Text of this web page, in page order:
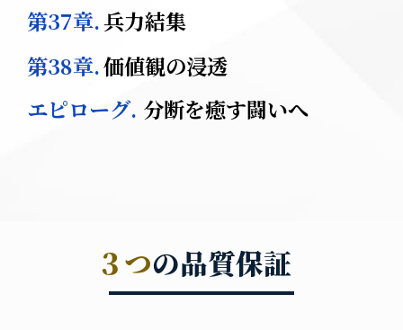
第37章.兵力結集
価値観の浸透
第38章.
エピローグ. 分断を癒す闘いへ
３つの品質保証